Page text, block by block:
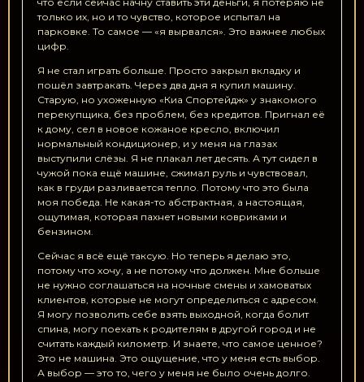
только их, но и то чувство, которое испытал на
парковке. То самое — «я вырвался». Это важнее любых
цифр.
Я не стал играть больше. Просто закрыл вкладку и
пошёл завтракать. Через два дня я купил машину.
Старую, но ухоженную «Киа Спортейдж» у знакомого
перекупщика, без проблем, без кредитов. Пригнал её
к дому, сел в новое кожаное кресло, включил
нормальный кондиционер, и у меня на глазах
выступили слёзы. Я не плакал лет десять. А тут сидел в
чужой пока ещё машине, сжимал руль и чувствовал,
как в груди разливается тепло. Потому что это была
моя победа. Не какая-то абстрактная, а настоящая,
ощутимая, которая пахнет новыми ковриками и
бензином.
Сейчас я всё ещё таксую. Но теперь я делаю это,
потому что хочу, а не потому что должен. Мне больше
не нужно соглашаться на ночные смены и хамоватых
клиентов, которые не могут определиться с адресом.
Я могу позволить себе взять выходной, когда болит
спина, могу поехать к родителям в другой город и не
считать каждый километр. И знаете, что самое ценное?
Это не машина. Это ощущение, что у меня есть выбор.
А выбор — это то, чего у меня не было очень долго.